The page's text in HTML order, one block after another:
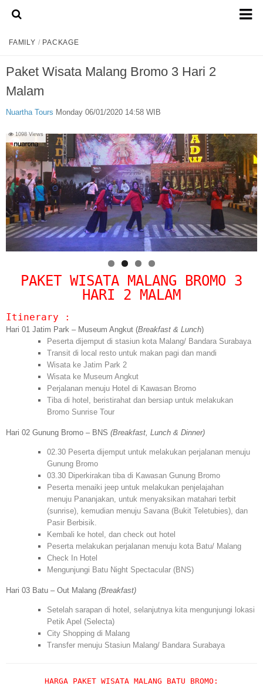
Home
Family
Group
Outbound
Transport
Mobil
Elf & Hiace
Contact Us
FAMILY / PACKAGE
Paket Wisata Malang Bromo 3 Hari 2
Malam
Nuartha Tours Monday 06/01/2020 14:58 WIB
PAKET WISATA MALANG BROMO 3
HARI 2 MALAM
Itinerary :
Hari 01 Jatim Park – Museum Angkut (Breakfast & Lunch)
Peserta dijemput di stasiun kota Malang/ Bandara Surabaya
Transit di local resto untuk makan pagi dan mandi
Wisata ke Jatim Park 2
Wisata ke Museum Angkut
Perjalanan menuju Hotel di Kawasan Bromo
Tiba di hotel, beristirahat dan bersiap untuk melakukan
Bromo Sunrise Tour
Hari 02 Gunung Bromo – BNS (Breakfast, Lunch & Dinner)
02.30 Peserta dijemput untuk melakukan perjalanan menuju
Gunung Bromo
03.30 Diperkirakan tiba di Kawasan Gunung Bromo
Peserta menaiki jeep untuk melakukan penjelajahan
menuju Pananjakan, untuk menyaksikan matahari terbit
(sunrise), kemudian menuju Savana (Bukit Teletubies), dan
Pasir Berbisik.
Kembali ke hotel, dan check out hotel
Peserta melakukan perjalanan menuju kota Batu/ Malang
Check In Hotel
Mengunjungi Batu Night Spectacular (BNS)
Hari 03 Batu – Out Malang (Breakfast)
Setelah sarapan di hotel, selanjutnya kita mengunjungi lokasi
Petik Apel (Selecta)
City Shopping di Malang
Transfer menuju Stasiun Malang/ Bandara Surabaya
HARGA PAKET WISATA MALANG BATU BROMO:
1098 Views